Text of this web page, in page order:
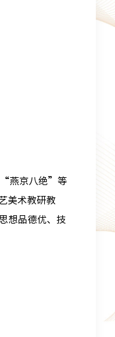
“燕京八绝”等
美术教研教
想品德优、技